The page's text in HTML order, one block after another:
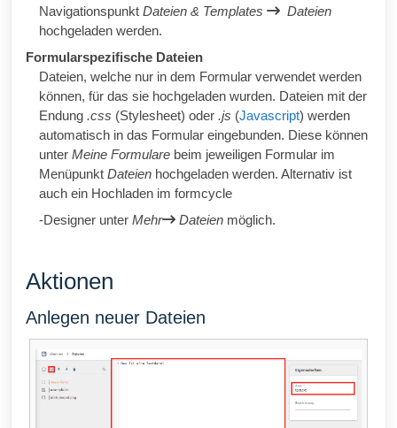
Navigationspunkt Dateien & Templates
Dateien
hochgeladen werden.
Formularspezifische Dateien
Dateien, welche nur in dem Formular verwendet werden
können, für das sie hochgeladen wurden. Dateien mit der
Endung .css (Stylesheet) oder .js (Javascript) werden
automatisch in das Formular eingebunden. Diese können
unter Meine Formulare beim jeweiligen Formular im
Menüpunkt Dateien hochgeladen werden. Alternativ ist
auch ein Hochladen im formcycle
-Designer unter Mehr Dateien möglich.
Aktionen
Anlegen neuer Dateien